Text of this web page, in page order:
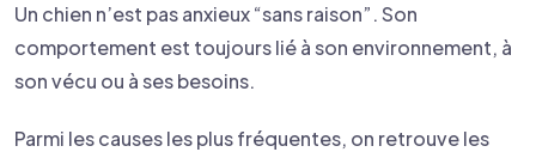
Un chien n’est pas anxieux “sans raison”. Son
comportement est toujours lié à son environnement, à
son vécu ou à ses besoins.
Parmi les causes les plus fréquentes, on retrouve les